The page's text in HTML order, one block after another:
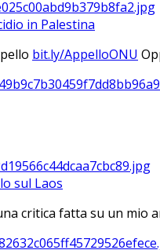
in Palestina
bit.ly/AppelloONU
sul Laos
critica fatta su un mio